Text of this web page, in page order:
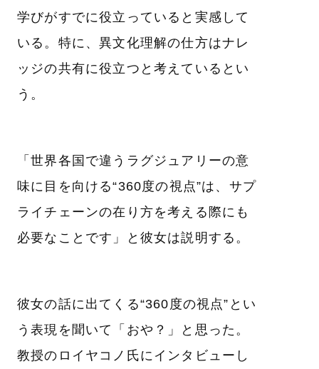
学びがすでに役立っていると実感して
いる。特に、異文化理解の仕方はナレ
ッジの共有に役立つと考えているとい
う。
「世界各国で違うラグジュアリーの意
味に目を向ける“360度の視点”は、サプ
ライチェーンの在り方を考える際にも
必要なことです」と彼女は説明する。
彼女の話に出てくる“360度の視点”とい
う表現を聞いて「おや？」と思った。
教授のロイヤコノ氏にインタビューし